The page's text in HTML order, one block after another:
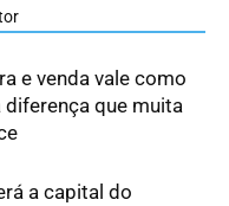
e venda vale como
diferença que muita
a capital do